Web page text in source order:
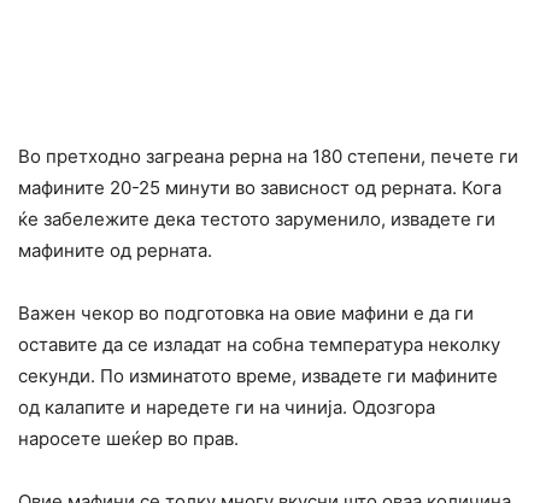
Во претходно загреана рерна на 180 степени, печете ги
мафините 20-25 минути во зависност од рерната. Кога
ќе забележите дека тестото заруменило, извадете ги
мафините од рерната.
Важен чекор во подготовка на овие мафини е да ги
оставите да се изладат на собна температура неколку
секунди. По изминатото време, извадете ги мафините
од калапите и наредете ги на чинија. Одозгора
наросете шеќер во прав.